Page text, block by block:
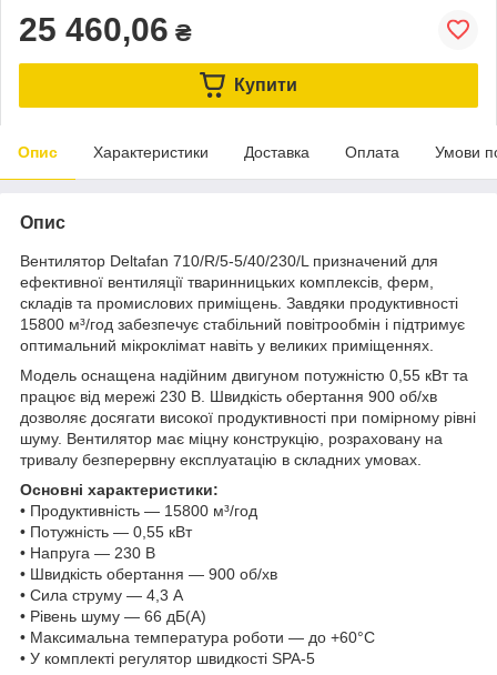
25 460,06 ₴
Купити
Опис Характеристики Доставка Оплата Умови
Опис
Вентилятор Deltafan 710/R/5-5/40/230/L призначений для
ефективної вентиляції тваринницьких комплексів, ферм,
складів та промислових приміщень. Завдяки продуктивності
15800 м³/год забезпечує стабільний повітрообмін і підтримує
оптимальний мікроклімат навіть у великих приміщеннях.
Модель оснащена надійним двигуном потужністю 0,55 кВт та
працює від мережі 230 В. Швидкість обертання 900 об/хв
дозволяє досягати високої продуктивності при помірному рівні
шуму. Вентилятор має міцну конструкцію, розраховану на
тривалу безперервну експлуатацію в складних умовах.
Основні характеристики:
• Продуктивність — 15800 м³/год
• Потужність — 0,55 кВт
• Напруга — 230 В
• Швидкість обертання — 900 об/хв
• Сила струму — 4,3 А
• Рівень шуму — 66 дБ(А)
• Максимальна температура роботи — до +60°C
• У комплекті регулятор швидкості SPA-5